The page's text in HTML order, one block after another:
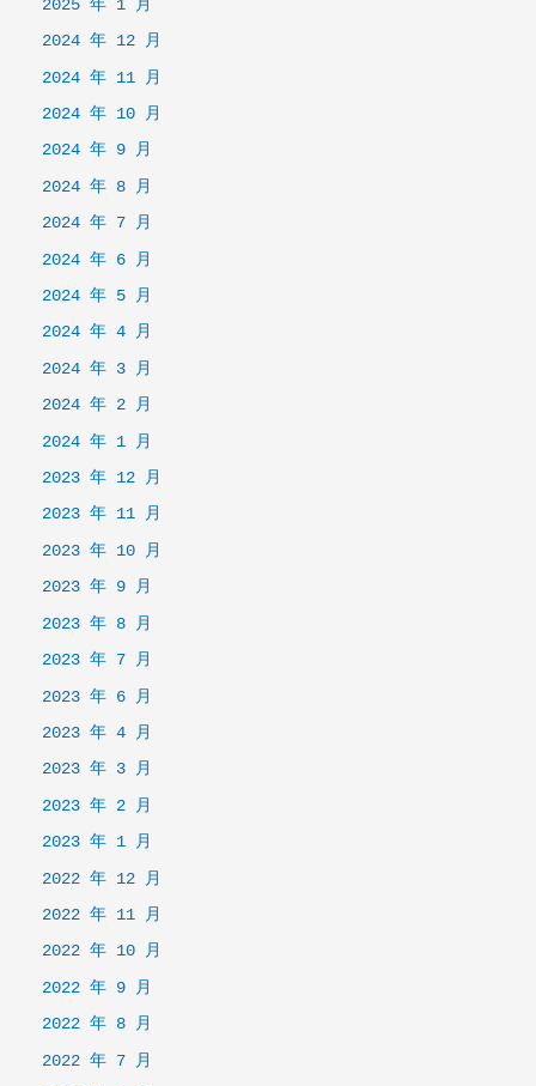
2025 年 1 月
2024 年 12 月
2024 年 11 月
2024 年 10 月
2024 年 9 月
2024 年 8 月
2024 年 7 月
2024 年 6 月
2024 年 5 月
2024 年 4 月
2024 年 3 月
2024 年 2 月
2024 年 1 月
2023 年 12 月
2023 年 11 月
2023 年 10 月
2023 年 9 月
2023 年 8 月
2023 年 7 月
2023 年 6 月
2023 年 4 月
2023 年 3 月
2023 年 2 月
2023 年 1 月
2022 年 12 月
2022 年 11 月
2022 年 10 月
2022 年 9 月
2022 年 8 月
2022 年 7 月